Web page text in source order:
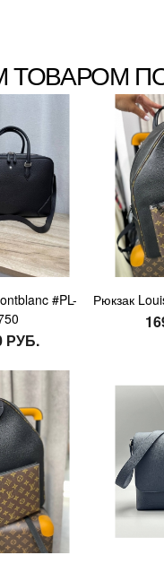
ТОВАРОМ
#PL-
РУБ.
Рюкзак